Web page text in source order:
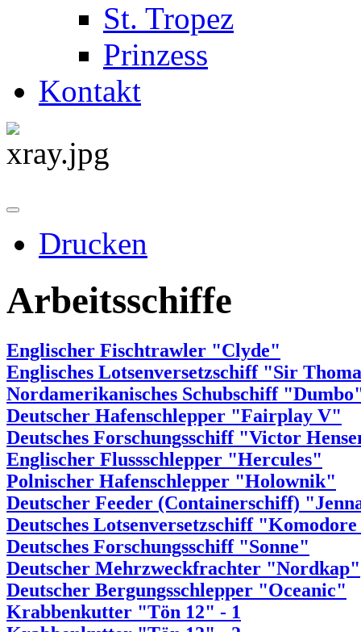
St. Tropez
Prinzess
Kontakt
Drucken
Arbeitsschiffe
Englischer Fischtrawler "Clyde"
Englisches Lotsenversetzschiff "Sir
Nordamerikanisches Schubschiff
Deutscher Hafenschlepper "Fairplay V"
Deutsches Forschungsschiff "Victor
Englischer Flussschlepper "Hercules"
Polnischer Hafenschlepper "Holownik"
Deutscher Feeder (Containerschiff)
Deutsches Lotsenversetzschiff
Deutsches Forschungsschiff "Sonne"
Deutscher Mehrzweckfrachter "Nordkap"
Deutscher Bergungsschlepper "Oceanic"
Krabbenkutter "Tön 12" - 1